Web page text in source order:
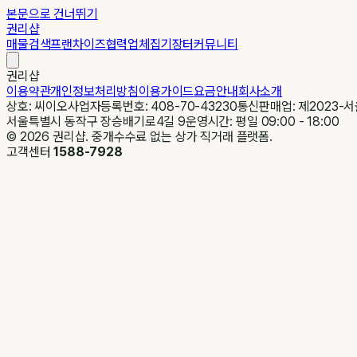
본문으로 건너뛰기
권리샵
매물검색프랜차이즈협력업체집기장터커뮤니티
권리샵
이용약관개인정보처리방침이용가이드요금안내회사소개
상호: 씨이오사업자등록번호: 408-70-43230통신판매업: 제2023-
서울특별시 동작구 장승배기로4길 9운영시간: 평일 09:00 - 18:00
© 2026 권리샵. 중개수수료 없는 상가 직거래 플랫폼.
고객센터1588-7928